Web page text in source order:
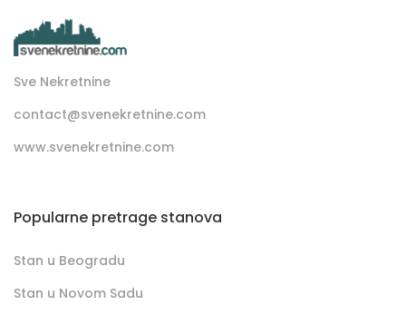
Sve Nekretnine
contact@svenekretnine.com
www.svenekretnine.com
Popularne pretrage stanova
Stan u Beogradu
Stan u Novom Sadu